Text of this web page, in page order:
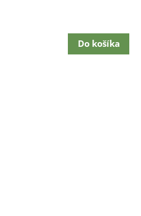
Do košíka